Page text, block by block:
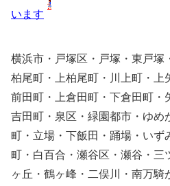
います
横浜市・戸塚区・戸塚・東戸塚
柏尾町・上柏尾町・川上町・上
前田町・上倉田町・下倉田町・
吉田町・泉区・緑園都市・ゆめ
町・立場・下飯田・踊場・いず
町・白百合・瀬谷区・瀬谷・三
ヶ丘・鶴ヶ峰・二俣川・南万騎